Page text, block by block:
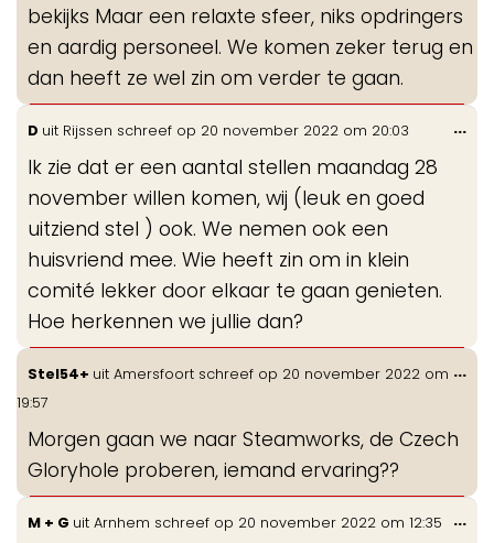
bekijks Maar een relaxte sfeer, niks opdringers
en aardig personeel. We komen zeker terug en
dan heeft ze wel zin om verder te gaan.
D uit Rijssen schreef op 20 november 2022 om 20:03
Ik zie dat er een aantal stellen maandag 28
november willen komen, wij (leuk en goed
uitziend stel ) ook. We nemen ook een
huisvriend mee. Wie heeft zin om in klein
comité lekker door elkaar te gaan genieten.
Hoe herkennen we jullie dan?
...
Stel54+ uit Amersfoort schreef op 20 november 2022 om
19:57
Morgen gaan we naar Steamworks, de Czech
Gloryhole proberen, iemand ervaring??
...
M + G uit Arnhem schreef op 20 november 2022 om 12:35 ...